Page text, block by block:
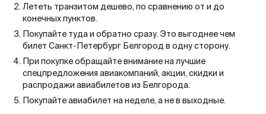
Лететь транзитом дешево, по сравнению от и до
конечных пунктов.
Покупайте туда и обратно сразу. Это выгоднее чем
билет Санкт-Петербург Белгород в одну сторону.
При покупке обращайте внимание на лучшие
спецпредложения авиакомпаний, акции, скидки и
распродажи авиабилетов из Белгорода.
Покупайте авиабилет на неделе, а не в выходные.